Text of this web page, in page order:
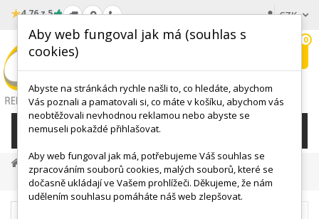
★4.76 z 5 CZK
wishlist
0
KATEGORIE
POSILOVÁNÍ
Posilovací Gumy, Lana
Aerobic Band B 120 Cm
Aby web fungoval jak má (souhlas s
cookies)
Abyste na stránkách rychle našli to, co hledáte, abychom
Vás poznali a pamatovali si, co máte v košíku, abychom vás
neobtěžovali nevhodnou reklamou nebo abyste se
nemuseli pokaždé přihlašovat.
Aby web fungoval jak má, potřebujeme Váš souhlas se
zpracováním souborů cookies, malých souborů, které se
dočasně ukládají ve Vašem prohlížeči. Děkujeme, že nám
udělením souhlasu pomáháte náš web zlepšovat.